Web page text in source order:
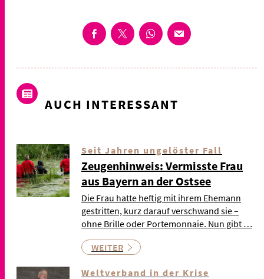
AUCH INTERESSANT
Seit Jahren ungelöster Fall
Zeugenhinweis: Vermisste Frau
aus Bayern an der Ostsee
Die Frau hatte heftig mit ihrem Ehemann
gestritten, kurz darauf verschwand sie –
ohne Brille oder Portemonnaie. Nun gibt …
WEITER
Weltverband in der Krise